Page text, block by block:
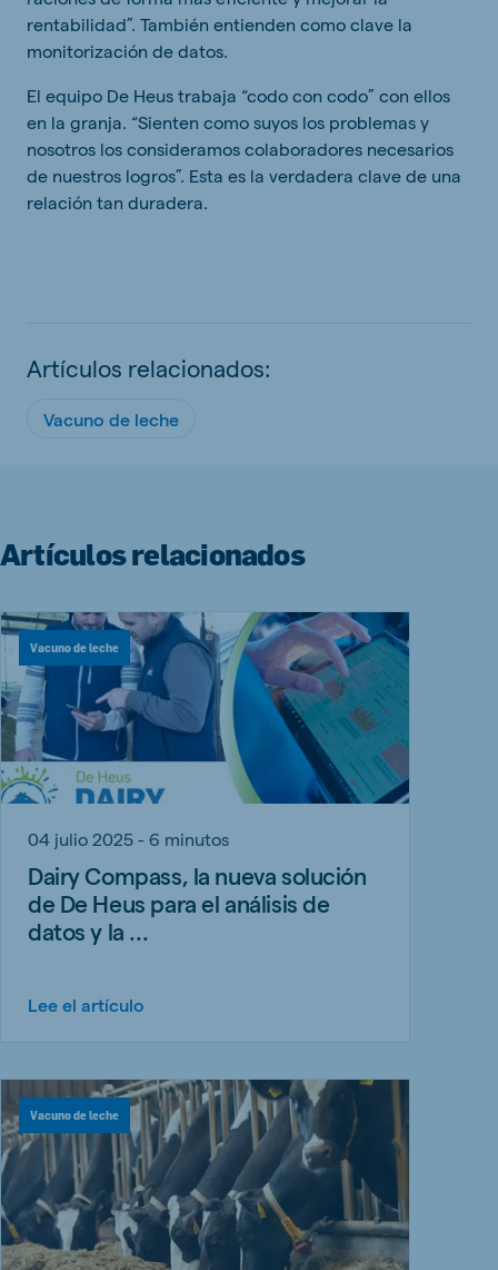
rentabilidad”. También entienden como clave la
monitorización de datos.
El equipo De Heus trabaja “codo con codo” con ellos
en la granja. “Sienten como suyos los problemas y
nosotros los consideramos colaboradores necesarios
de nuestros logros”. Esta es la verdadera clave de una
relación tan duradera.
Artículos relacionados:
Vacuno de leche
Artículos relacionados
Vacuno de leche
04 julio 2025 - 6 minutos
Dairy Compass, la nueva solución
de De Heus para el análisis de
datos y la ...
Lee el artículo
Vacuno de leche